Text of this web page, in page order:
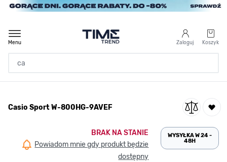
Przejdź do treści
Zaloguj Koszyk
Menu
/ Casio Sport W-800HG-9AVEF
Casio Sport W-800HG-9AVEF
BRAK NA STANIE
Powiadom mnie gdy produkt będzie
dostępny
WYSYŁKA W 24 -
48H